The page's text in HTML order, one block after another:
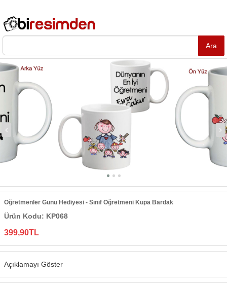
Öğretmenler Günü Hediyesi - Sınıf Öğretmeni Kupa Bardak
Ürün Kodu: KP068
399,90TL
Açıklamayı Göster